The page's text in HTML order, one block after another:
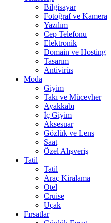
Bilgisayar
Fotoğraf ve Kamera
Yazılım
Cep Telefonu
Elektronik
Domain ve Hosting
Tasarım
Antivirüs
Moda
Giyim
Takı ve Mücevher
Ayakkabı
İç Giyim
Aksesuar
Gözlük ve Lens
Saat
Özel Alışveriş
Tatil
Tatil
Araç Kiralama
Otel
Cruise
Uçak
Fırsatlar